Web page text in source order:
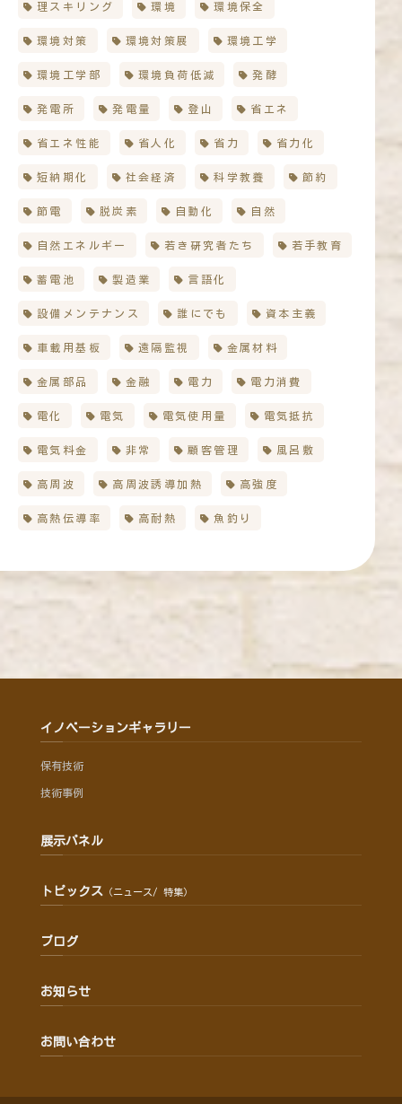
理スキリング 環境 環境保全
環境対策 環境対策展 環境工学
環境工学部 環境負荷低減 発酵
発電所 発電量 登山 省エネ
省エネ性能 省人化 省力 省力化
短納期化 社会経済 科学教養 節約
節電 脱炭素 自動化 自然
自然エネルギー 若き研究者たち 若手教育
蓄電池 製造業 言語化
設備メンテナンス 誰にでも 資本主義
車載用基板 遠隔監視 金属材料
金属部品 金融 電力 電力消費
電化 電気 電気使用量 電気抵抗
電気料金 非常 顧客管理 風呂敷
高周波 高周波誘導加熱 高強度
高熱伝導率 高耐熱 魚釣り
イノベーションギャラリー
保有技術
技術事例
展示パネル
トピックス（ニュース/ 特集）
ブログ
お知らせ
お問い合わせ